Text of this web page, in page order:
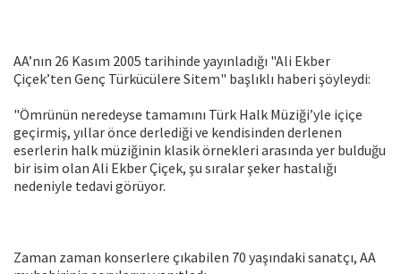
AA’nın 26 Kasım 2005 tarihinde yayınladığı "Ali Ekber
Çiçek’ten Genç Türkücülere Sitem" başlıklı haberi şöyleydi:
"Ömrünün neredeyse tamamını Türk Halk Müziği’yle içiçe
geçirmiş, yıllar önce derlediği ve kendisinden derlenen
eserlerin halk müziğinin klasik örnekleri arasında yer bulduğu
bir isim olan Ali Ekber Çiçek, şu sıralar şeker hastalığı
nedeniyle tedavi görüyor.
Zaman zaman konserlere çıkabilen 70 yaşındaki sanatçı, AA